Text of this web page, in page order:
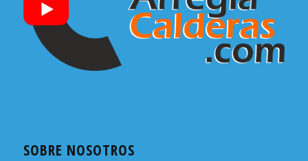
SOBRE NOSOTROS